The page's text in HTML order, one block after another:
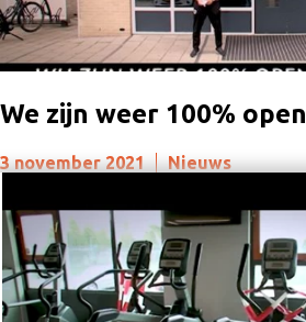
We zijn weer 100% open
3 november 2021 Nieuws